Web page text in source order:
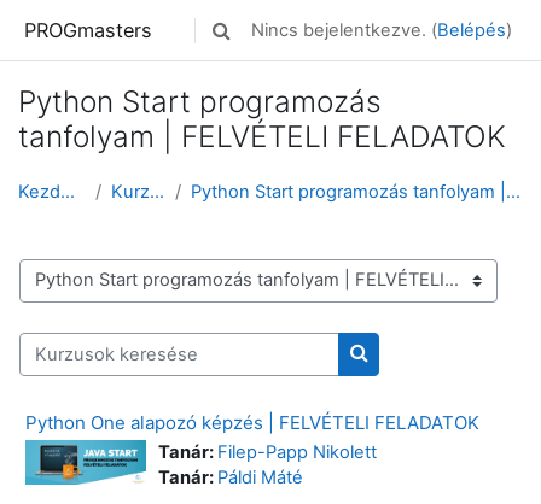
PROGmasters Keresési bemeneti adatok váltása
Nincs bejelentkezve. (Belépés)
Python Start programozás
tanfolyam | FELVÉTELI FELADATOK
Kezdőoldal Kurzusok Python Start programozás tanfolyam | FELVÉTELI FEL...
Kurzuskategóriák
Kurzusok keresése
Kurzusok keresése
Python One alapozó képzés | FELVÉTELI FELADATOK
Tanár: Filep-Papp Nikolett
Tanár: Páldi Máté